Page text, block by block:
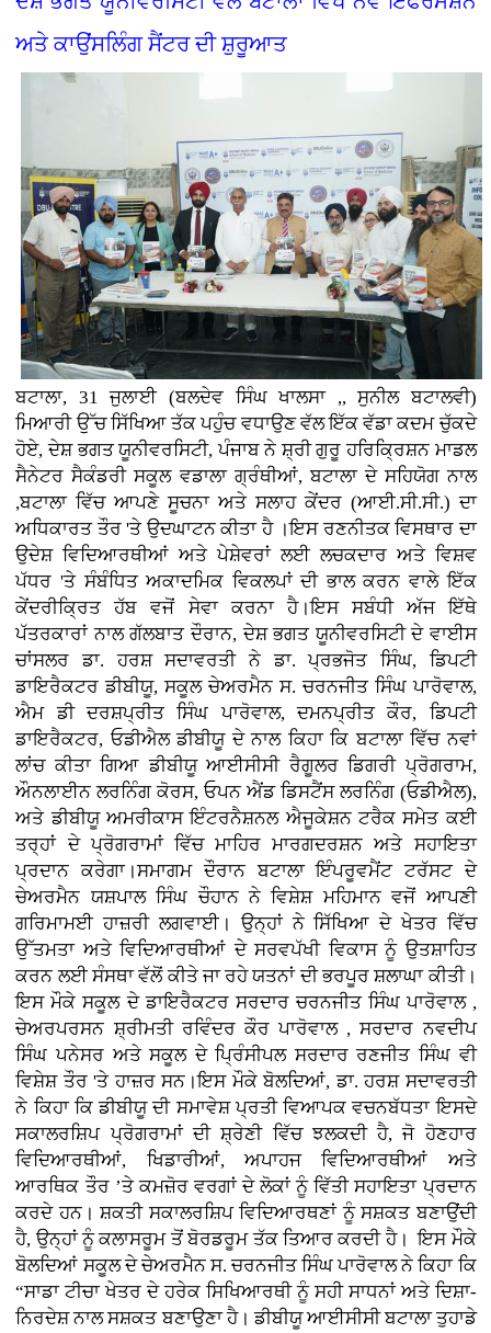
ਅਤੇ ਕਾਉਂਸਲਿੰਗ ਸੈਂਟਰ ਦੀ ਸ਼ੁਰੂਆਤ
ਬਟਾਲਾ, 31 ਜੁਲਾਈ (ਬਲਦੇਵ ਸਿੰਘ ਖਾਲਸਾ ,, ਸੁਨੀਲ ਬਟਾਲਵੀ)
ਮਿਆਰੀ ਉੱਚ ਸਿੱਖਿਆ ਤੱਕ ਪਹੁੰਚ ਵਧਾਉਣ ਵੱਲ ਇੱਕ ਵੱਡਾ ਕਦਮ ਚੁੱਕਦੇ
ਹੋਏ, ਦੇਸ਼ ਭਗਤ ਯੂਨੀਵਰਸਿਟੀ, ਪੰਜਾਬ ਨੇ ਸ਼੍ਰੀ ਗੁਰੂ ਹਰਿਕ੍ਰਿਸ਼ਨ ਮਾਡਲ
ਸੈਨੇਟਰ ਸੈਕੰਡਰੀ ਸਕੂਲ ਵਡਾਲਾ ਗ੍ਰੰਥੀਆਂ, ਬਟਾਲਾ ਦੇ ਸਹਿਯੋਗ ਨਾਲ
,ਬਟਾਲਾ ਵਿੱਚ ਆਪਣੇ ਸੂਚਨਾ ਅਤੇ ਸਲਾਹ ਕੇਂਦਰ (ਆਈ.ਸੀ.ਸੀ.) ਦਾ
ਅਧਿਕਾਰਤ ਤੌਰ 'ਤੇ ਉਦਘਾਟਨ ਕੀਤਾ ਹੈ ।ਇਸ ਰਣਨੀਤਕ ਵਿਸਥਾਰ ਦਾ
ਉਦੇਸ਼ ਵਿਦਿਆਰਥੀਆਂ ਅਤੇ ਪੇਸ਼ੇਵਰਾਂ ਲਈ ਲਚਕਦਾਰ ਅਤੇ ਵਿਸ਼ਵ
ਪੱਧਰ 'ਤੇ ਸੰਬੰਧਿਤ ਅਕਾਦਮਿਕ ਵਿਕਲਪਾਂ ਦੀ ਭਾਲ ਕਰਨ ਵਾਲੇ ਇੱਕ
ਕੇਂਦਰੀਕ੍ਰਿਤ ਹੱਬ ਵਜੋਂ ਸੇਵਾ ਕਰਨਾ ਹੈ।ਇਸ ਸਬੰਧੀ ਅੱਜ ਇੱਥੇ
ਪੱਤਰਕਾਰਾਂ ਨਾਲ ਗੱਲਬਾਤ ਦੌਰਾਨ, ਦੇਸ਼ ਭਗਤ ਯੂਨੀਵਰਸਿਟੀ ਦੇ ਵਾਈਸ
ਚਾਂਸਲਰ ਡਾ. ਹਰਸ਼ ਸਦਾਵਰਤੀ ਨੇ ਡਾ. ਪ੍ਰਭਜੋਤ ਸਿੰਘ, ਡਿਪਟੀ
ਡਾਇਰੈਕਟਰ ਡੀਬੀਯੂ, ਸਕੂਲ ਚੇਅਰਮੈਨ ਸ. ਚਰਨਜੀਤ ਸਿੰਘ ਪਾਰੋਵਾਲ,
ਐਮ ਡੀ ਦਰਸ਼ਪ੍ਰੀਤ ਸਿੰਘ ਪਾਰੋਵਾਲ, ਦਮਨਪ੍ਰੀਤ ਕੌਰ, ਡਿਪਟੀ
ਡਾਇਰੈਕਟਰ, ਓਡੀਐਲ ਡੀਬੀਯੂ ਦੇ ਨਾਲ ਕਿਹਾ ਕਿ ਬਟਾਲਾ ਵਿੱਚ ਨਵਾਂ
ਲਾਂਚ ਕੀਤਾ ਗਿਆ ਡੀਬੀਯੂ ਆਈਸੀਸੀ ਰੈਗੂਲਰ ਡਿਗਰੀ ਪ੍ਰੋਗਰਾਮ,
ਔਨਲਾਈਨ ਲਰਨਿੰਗ ਕੋਰਸ, ਓਪਨ ਐਂਡ ਡਿਸਟੈਂਸ ਲਰਨਿੰਗ (ਓਡੀਐਲ),
ਅਤੇ ਡੀਬੀਯੂ ਅਮਰੀਕਾਸ ਇੰਟਰਨੈਸ਼ਨਲ ਐਜੂਕੇਸ਼ਨ ਟਰੈਕ ਸਮੇਤ ਕਈ
ਤਰ੍ਹਾਂ ਦੇ ਪ੍ਰੋਗਰਾਮਾਂ ਵਿੱਚ ਮਾਹਿਰ ਮਾਰਗਦਰਸ਼ਨ ਅਤੇ ਸਹਾਇਤਾ
ਪ੍ਰਦਾਨ ਕਰੇਗਾ।ਸਮਾਗਮ ਦੌਰਾਨ ਬਟਾਲਾ ਇੰਪਰੂਵਮੈਂਟ ਟਰੱਸਟ ਦੇ
ਚੇਅਰਮੈਨ ਯਸ਼ਪਾਲ ਸਿੰਘ ਚੌਹਾਨ ਨੇ ਵਿਸ਼ੇਸ਼ ਮਹਿਮਾਨ ਵਜੋਂ ਆਪਣੀ
ਗਰਿਮਾਮਈ ਹਾਜ਼ਰੀ ਲਗਵਾਈ। ਉਨ੍ਹਾਂ ਨੇ ਸਿੱਖਿਆ ਦੇ ਖੇਤਰ ਵਿੱਚ
ਉੱਤਮਤਾ ਅਤੇ ਵਿਦਿਆਰਥੀਆਂ ਦੇ ਸਰਵਪੱਖੀ ਵਿਕਾਸ ਨੂੰ ਉਤਸ਼ਾਹਿਤ
ਕਰਨ ਲਈ ਸੰਸਥਾ ਵੱਲੋਂ ਕੀਤੇ ਜਾ ਰਹੇ ਯਤਨਾਂ ਦੀ ਭਰਪੂਰ ਸ਼ਲਾਘਾ ਕੀਤੀ।
ਇਸ ਮੌਕੇ ਸਕੂਲ ਦੇ ਡਾਇਰੈਕਟਰ ਸਰਦਾਰ ਚਰਨਜੀਤ ਸਿੰਘ ਪਾਰੋਵਾਲ ,
ਚੇਅਰਪਰਸਨ ਸ਼੍ਰੀਮਤੀ ਰਵਿੰਦਰ ਕੌਰ ਪਾਰੋਵਾਲ , ਸਰਦਾਰ ਨਵਦੀਪ
ਸਿੰਘ ਪਨੇਸਰ ਅਤੇ ਸਕੂਲ ਦੇ ਪ੍ਰਿੰਸੀਪਲ ਸਰਦਾਰ ਰਣਜੀਤ ਸਿੰਘ ਵੀ
ਵਿਸ਼ੇਸ਼ ਤੌਰ 'ਤੇ ਹਾਜ਼ਰ ਸਨ।ਇਸ ਮੌਕੇ ਬੋਲਦਿਆਂ, ਡਾ. ਹਰਸ਼ ਸਦਾਵਰਤੀ
ਨੇ ਕਿਹਾ ਕਿ ਡੀਬੀਯੂ ਦੀ ਸਮਾਵੇਸ਼ ਪ੍ਰਤੀ ਵਿਆਪਕ ਵਚਨਬੱਧਤਾ ਇਸਦੇ
ਸਕਾਲਰਸ਼ਿਪ ਪ੍ਰੋਗਰਾਮਾਂ ਦੀ ਸ਼੍ਰੇਣੀ ਵਿੱਚ ਝਲਕਦੀ ਹੈ, ਜੋ ਹੋਣਹਾਰ
ਵਿਦਿਆਰਥੀਆਂ, ਖਿਡਾਰੀਆਂ, ਅਪਾਹਜ ਵਿਦਿਆਰਥੀਆਂ ਅਤੇ
ਆਰਥਿਕ ਤੌਰ ’ਤੇ ਕਮਜ਼ੋਰ ਵਰਗਾਂ ਦੇ ਲੋਕਾਂ ਨੂੰ ਵਿੱਤੀ ਸਹਾਇਤਾ ਪ੍ਰਦਾਨ
ਕਰਦੇ ਹਨ। ਸ਼ਕਤੀ ਸਕਾਲਰਸ਼ਿਪ ਵਿਦਿਆਰਥਣਾਂ ਨੂੰ ਸਸ਼ਕਤ ਬਣਾਉਂਦੀ
ਹੈ, ਉਨ੍ਹਾਂ ਨੂੰ ਕਲਾਸਰੂਮ ਤੋਂ ਬੋਰਡਰੂਮ ਤੱਕ ਤਿਆਰ ਕਰਦੀ ਹੈ। ਇਸ ਮੌਕੇ
ਬੋਲਦਿਆਂ ਸਕੂਲ ਦੇ ਚੇਅਰਮੈਨ ਸ. ਚਰਨਜੀਤ ਸਿੰਘ ਪਾਰੋਵਾਲ ਨੇ ਕਿਹਾ ਕਿ
“ਸਾਡਾ ਟੀਚਾ ਖੇਤਰ ਦੇ ਹਰੇਕ ਸਿਖਿਆਰਥੀ ਨੂੰ ਸਹੀ ਸਾਧਨਾਂ ਅਤੇ ਦਿਸ਼ਾ-
ਨਿਰਦੇਸ਼ ਨਾਲ ਸਸ਼ਕਤ ਬਣਾਉਣਾ ਹੈ। ਡੀਬੀਯੂ ਆਈਸੀਸੀ ਬਟਾਲਾ ਤੁਹਾਡੇ